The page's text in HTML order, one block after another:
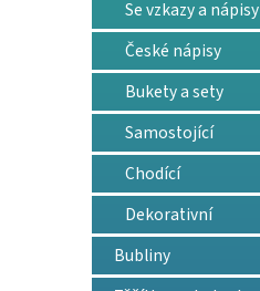
Se vzkazy a nápisy
České nápisy
Bukety a sety
Samostojící
Chodící
Dekorativní
Bubliny